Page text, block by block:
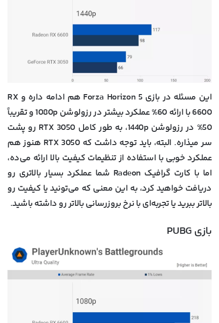
این مسئله در بازی Forza Horizon 5 هم ادامه داره و RX
6600 با ارائه 60% عملکرد بیشتر در رزولوشن 1080p و تقریباً
50% در رزولوشن 1440p، به طور کامل RTX 3050 رو پشت
سر میذاره. البته، باید توجه داشت که RTX 3050 هنوز هم
عملکرد خوبی با استفاده از تنظیمات کیفیت بالا ارائه می‌ده،
اما با کارت گرافیک Radeon شما عملکرد بسیار بالاتری رو
دریافت خواهید کرد، به این معنی که می‌تونید یا کیفیت رو
بالاتر ببرید یا تجربه‌ای با نرخ بروزرسانی بالاتر رو داشته باشید.
بازی PUBG